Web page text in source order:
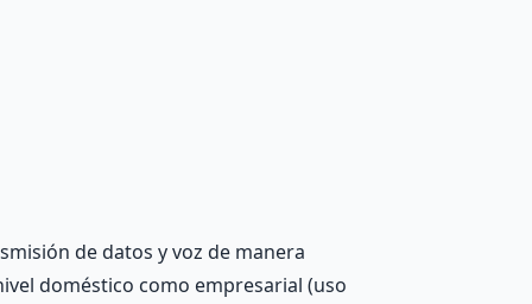
de datos y voz de manera
doméstico como empresarial (uso